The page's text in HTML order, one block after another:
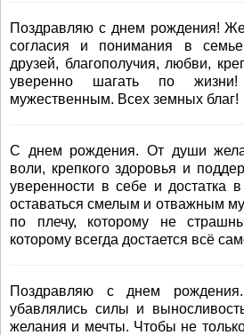
Поздравляю с днем рождения!
согласия и понимания в
друзей, благополучия, любви,
уверенно шагать по
мужественным. Всех земных благ!
С днем рождения. От души
воли, крепкого здоровья и
уверенности в себе и достатка
оставаться смелым и отважным
по плечу, которому не
которому всегда достается всё
Поздравляю с днем
убавлялись силы и
желания и мечты. Чтобы не